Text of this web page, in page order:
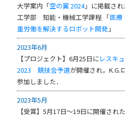
大学案内「空の翼 2024」に掲載さ
工学部 知能・機械工学課程 「医療
重労働を解決するロボット開発 」
2023年6月
【プロジェクト】6月25日にレスキ
2023 競技会予選が開催され，K.G.
参加しました．
2023年5月
【受賞】5月17日～19日に開催され